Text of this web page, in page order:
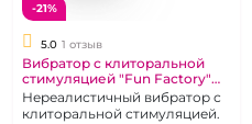
-21%
5.0 1 отзыв
Вибратор с клиторальной
стимуляцией "Fun Factory"
Lady Bi фиолетовый
Нереалистичный вибратор с
клиторальной стимуляцией.